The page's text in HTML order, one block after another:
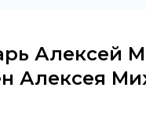
Алексей
Алексея